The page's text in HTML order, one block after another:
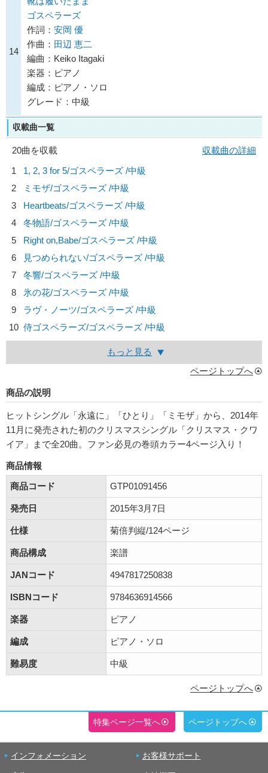
14
ゴスペラーズ
作詞： 安岡 優
作曲： 田辺 恵二
編曲：Keiko Itagaki
楽器：ピアノ
編成：ピアノ・ソロ
グレード：中級
収載曲一覧
20曲を収載
収載曲の詳細
1
1, 2, 3 for 5/ゴスペラーズ /中級
2
ミモザ/ゴスペラーズ /中級
3
Heartbeats/ゴスペラーズ /中級
4
冬物語/ゴスペラーズ /中級
5
Right on,Babe/ゴスペラーズ /中級
6
見つめられない/ゴスペラーズ /中級
7
冬響/ゴスペラーズ /中級
8
氷の花/ゴスペラーズ /中級
9
ラヴ・ノーツ/ゴスペラーズ /中級
10 侍ゴスペラーズ/ゴスペラーズ /中級
もっと見る
ページトップへ
商品の説明
ヒットシングル「永遠に」「ひとり」「ミモザ」から、2014年
11月に発売された初のクリスマスシングル「クリスマス・クワ
イア」まで全20曲。ファン必見の巻頭カラー4ページ入り！
商品情報
商品コード
GTP01091456
発売日 2015年3月7日
仕様 菊倍判縦/124ページ
商品構成 楽譜
JANコード 4947817250838
ISBNコード 9784636914566
楽器 ピアノ
編成 ピアノ・ソロ
難易度 中級
ページトップへ
特集ページ一覧へ ページトップへ
インフォメーション お客様サポート